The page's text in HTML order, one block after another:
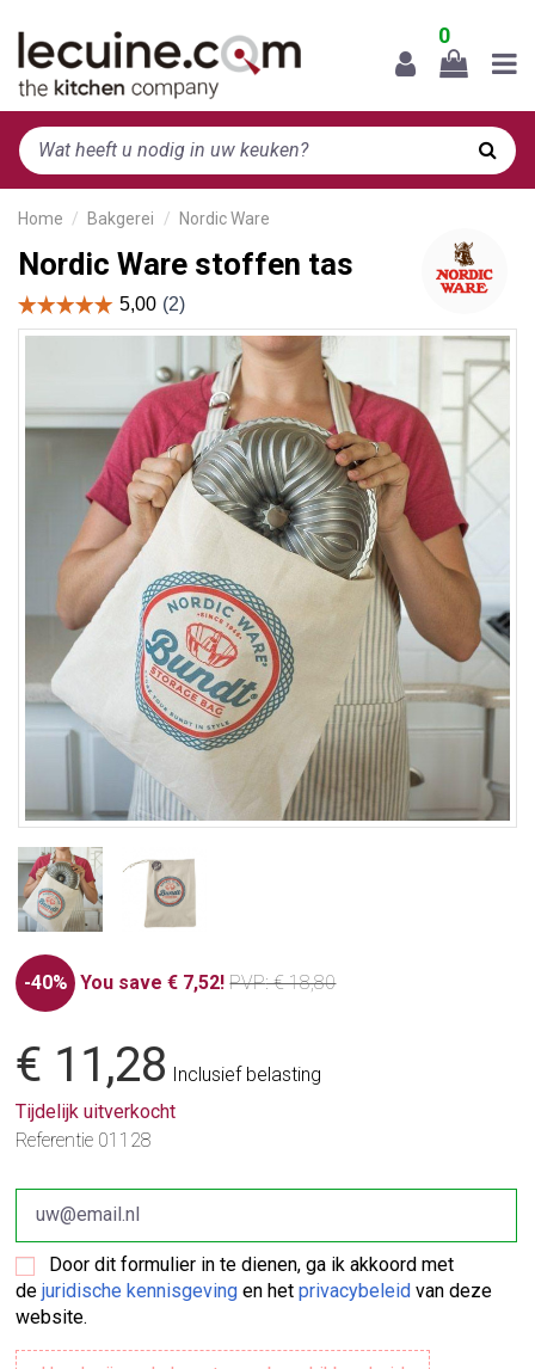
0
Home Bakgerei Nordic Ware
Nordic Ware stoffen tas
-40% You save € 7,52! PVP: € 18,80
€ 11,28 Inclusief belasting
Tijdelijk uitverkocht
Referentie 01128
Door dit formulier in te dienen, ga ik akkoord met
dejuridische kennisgeving en hetprivacybeleid van deze
website.